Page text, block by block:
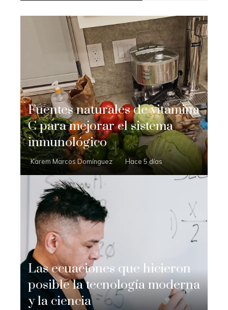
Fuentes naturales de vitamina
C para mejorar el sistema
inmunológico
Karem Marcos Domínguez Hace 5 días
Las ecuaciones que hicieron
posible la tecnología moderna
y la ciencia